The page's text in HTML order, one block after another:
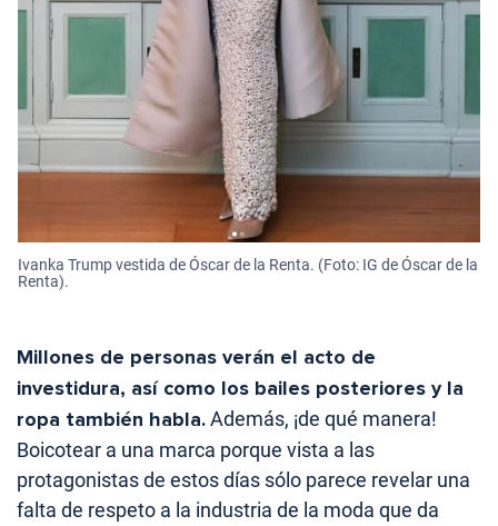
Ivanka Trump vestida de Óscar de la Renta. (Foto: IG de Óscar de la
Renta).
Millones de personas verán el acto de
investidura, así como los bailes posteriores y la
ropa también habla.Además, ¡de qué manera!
Boicotear a una marca porque vista a las
protagonistas de estos días sólo parece revelar una
falta de respeto a la industria de la moda que da